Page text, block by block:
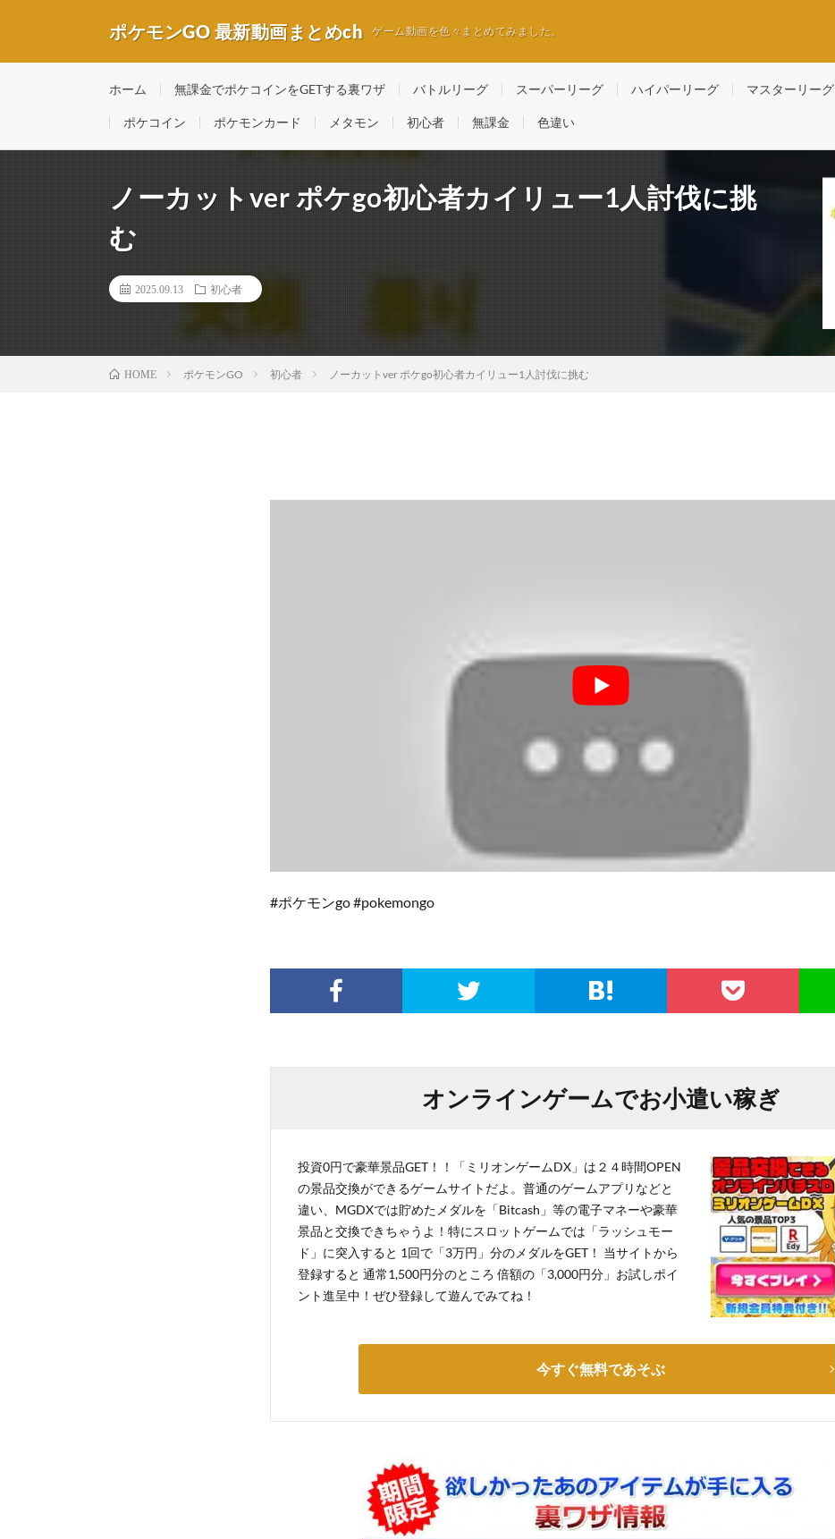
ポケモンGO 最新動画まとめch ゲーム動画を色々まとめてみました。
ホーム 無課金でポケコインをGETする裏ワザ バトルリーグ スーパーリーグ ハイパーリーグ マスターリーグ
ポケコイン ポケモンカード メタモン 初心者 無課金 色違い
ノーカットver ポケgo初心者カイリュー1人討伐に挑
む
2025.09.13 初心者
HOME ポケモンGO 初心者 ノーカットver ポケgo初心者カイリュー1人討伐に挑む
#ポケモンgo #pokemongo
オンラインゲームでお小遣い稼ぎ
投資0円で豪華景品GET！！「ミリオンゲームDX」は２４時間OPEN
の景品交換ができるゲームサイトだよ。普通のゲームアプリなどと
違い、MGDXでは貯めたメダルを「Bitcash」等の電子マネーや豪華
景品と交換できちゃうよ！特にスロットゲームでは「ラッシュモー
ド」に突入すると 1回で「3万円」分のメダルをGET！ 当サイトから
登録すると 通常1,500円分のところ 倍額の「3,000円分」お試しポイ
ント進呈中！ぜひ登録して遊んでみてね！
今すぐ無料であそぶ